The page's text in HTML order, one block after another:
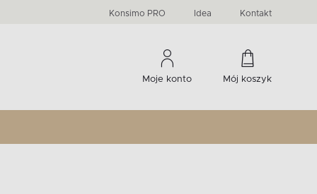
Konsimo PRO Idea Kontakt
Moje konto Mój koszyk
Komody, szafki RTV, witryny...
-33 %
Liczba produktów:60
Liczba produktów:274